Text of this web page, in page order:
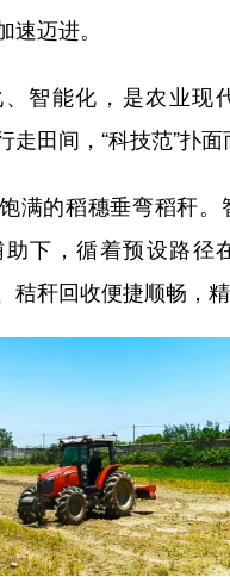
速迈进。
能化，是农业现
走田间，“科技范”扑面
的稻穗垂弯稻秆。
下，循着预设路径
秸秆回收便捷顺畅，精